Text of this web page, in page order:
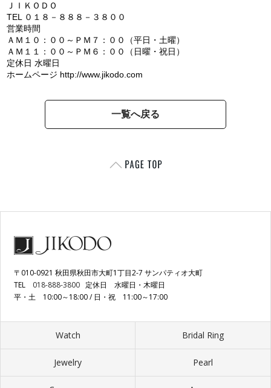
ＪＩＫＯＤＯ
TEL ０１８－８８８－３８００
営業時間
ＡＭ１０：００～ＰＭ７：００（平日・土曜）
ＡＭ１１：００～ＰＭ６：００（日曜・祝日）
定休日 水曜日
ホームページ http://www.jikodo.com
一覧へ戻る
〒010-0921 秋田県秋田市大町1丁目2-7 サンパティオ大町
TEL 018-888-3800 定休日 水曜日・木曜日
平・土 10:00～18:00 / 日・祝 11:00～17:00
Watch Bridal Ring
Jewelry Pearl